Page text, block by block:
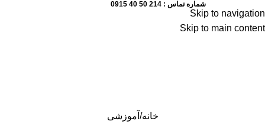
Skip to navigation
Skip to main content
شماره تماس : 214 50 40 0915
خانه آموزشی